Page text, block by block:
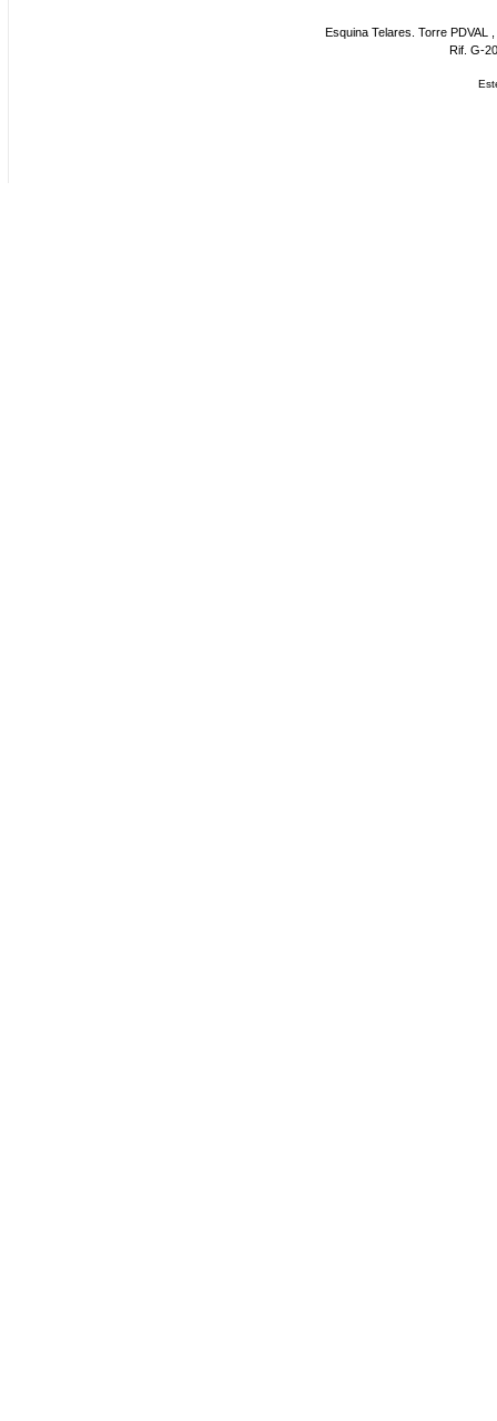
Esquina Telares. Torre PDVAL
Rif. G-